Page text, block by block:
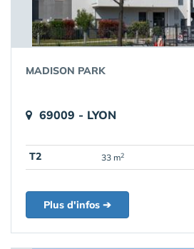
MADISON PARK
69009 - LYON
T2 33 m2
Plus d'infos ➔